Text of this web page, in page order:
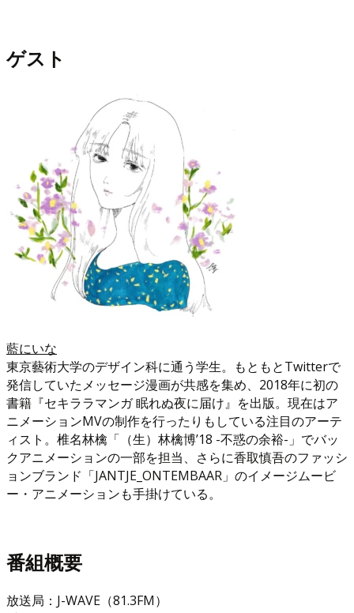
ゲスト
藍にいな
東京藝術大学のデザイン科に通う学生。もともとTwitterで
発信していたメッセージ漫画が共感を集め、2018年に初の
書籍『セキララマンガ 眠れぬ夜に届け』を出版。現在はア
ニメーションMVの制作を行ったりもしている注目のアーテ
ィスト。椎名林檎「（生）林檎博’18 -不惑の余裕-」でバッ
クアニメーションの一部を担当、さらに香取慎吾のファッシ
ョンブランド「JANTJE_ONTEMBAAR」のイメージムービ
ー・アニメーションも手掛けている。
番組概要
放送局：J-WAVE（81.3FM）